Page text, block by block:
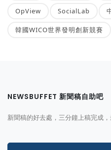
OpView SocialLab
韓國WICO世界發明創新競賽
NEWSBUFFET 新聞稿自助吧
新聞稿的好去處，三分鐘上稿完成